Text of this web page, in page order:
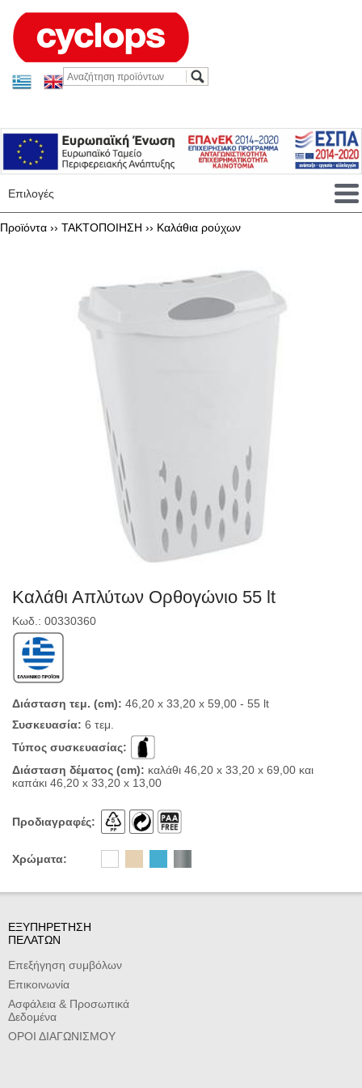
Επιλογές
Προϊόντα ›› ΤΑΚΤΟΠΟΙΗΣΗ ›› Καλάθια ρούχων
Καλάθι Απλύτων Ορθογώνιο 55 lt
Κωδ.: 00330360
Διάσταση τεμ. (cm): 46,20 x 33,20 x 59,00 - 55 lt
Συσκευασία: 6 τεμ.
Τύπος συσκευασίας:
Διάσταση δέματος (cm): καλάθι 46,20 x 33,20 x 69,00 και
καπάκι 46,20 x 33,20 x 13,00
Προδιαγραφές:
Χρώματα:
ΕΞΥΠΗΡΕΤΗΣΗ
ΠΕΛΑΤΩΝ
Επεξήγηση συμβόλων
Επικοινωνία
Ασφάλεια & Προσωπικά
Δεδομένα
ΟΡΟΙ ΔΙΑΓΩΝΙΣΜΟΥ